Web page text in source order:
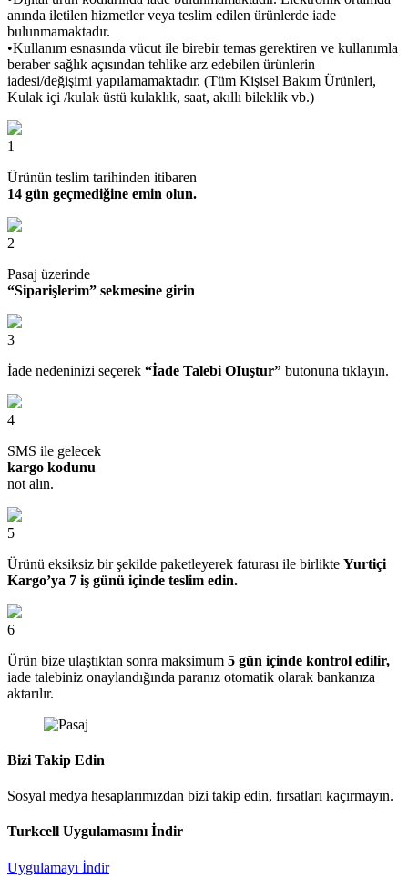
anında iletilen hizmetler veya teslim edilen ürünlerde iade
bulunmamaktadır.
•Kullanım esnasında vücut ile birebir temas gerektiren ve kullanımla
beraber sağlık açısından tehlike arz edebilen ürünlerin
iadesi/değişimi yapılamamaktadır. (Tüm Kişisel Bakım Ürünleri,
Kulak içi /kulak üstü kulaklık, saat, akıllı bileklik vb.)
1
Ürünün teslim tarihinden itibaren
14 gün geçmediğine emin olun.
2
Pasaj üzerinde
“Siparişlerim” sekmesine girin
3
İade nedeninizi seçerek “İade Talebi OIuştur” butonuna tıklayın.
4
SMS ile gelecek
kargo kodunu
not alın.
5
Ürünü eksiksiz bir şekilde paketleyerek faturası ile birlikte Yurtiçi
Kargo’ya 7 iş günü içinde teslim edin.
6
Ürün bize ulaştıktan sonra maksimum 5 gün içinde kontrol edilir,
iade talebiniz onaylandığında paranız otomatik olarak bankanıza
aktarılır.
Bizi Takip Edin
Sosyal medya hesaplarımızdan bizi takip edin, fırsatları kaçırmayın.
Turkcell Uygulamasını İndir
Uygulamayı İndir